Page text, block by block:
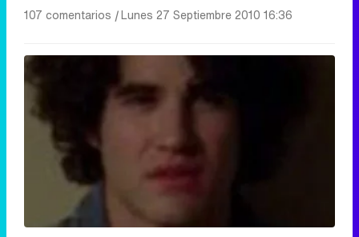
107 comentarios |Lunes 27 Septiembre 2010 16:36